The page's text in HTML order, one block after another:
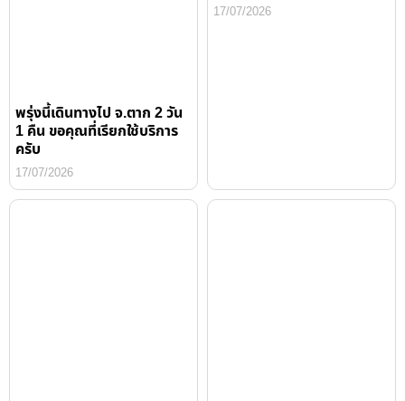
พรุ่งนี้เดินทางไป จ.ตาก 2 วัน
1 คืน ขอคุณที่เรียกใช้บริการ
ครับ
17/07/2026
17/07/2026